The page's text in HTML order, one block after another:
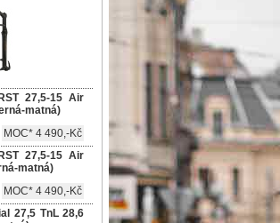
27,5-15 Air
matná)
MOC* 4 490,-Kč
27,5-15 Air
matná)
MOC* 4 490,-Kč
27,5 TnL 28,6